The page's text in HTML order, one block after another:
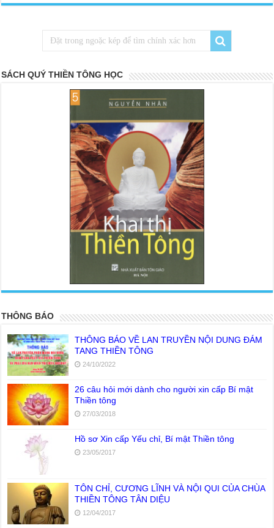
SÁCH QUÝ THIỀN TÔNG HỌC
THÔNG BÁO
THÔNG BÁO VỀ LAN TRUYỀN NỘI DUNG ĐÁM
TANG THIỀN TÔNG
24/10/2022
26 câu hỏi mới dành cho người xin cấp Bí mật
Thiền tông
27/03/2018
Hồ sơ Xin cấp Yếu chỉ, Bí mật Thiền tông
23/05/2017
TÔN CHỈ, CƯƠNG LĨNH VÀ NỘI QUI CỦA CHÙA
THIỀN TÔNG TÂN DIỆU
12/04/2017